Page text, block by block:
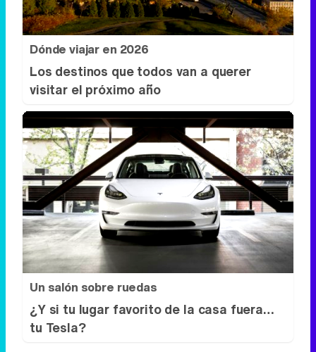
Dónde viajar en 2026
Los destinos que todos van a querer
visitar el próximo año
Un salón sobre ruedas
¿Y si tu lugar favorito de la casa fuera…
tu Tesla?